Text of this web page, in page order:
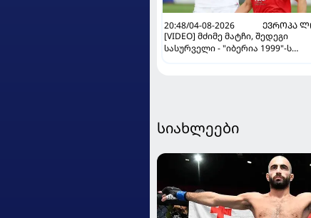
20:48/04-08-2026
ᲔᲕᲠᲝᲞᲐ
[VIDEO] მძიმე მატჩი, შედეგი
სასურველი - "იბერია 1999"-ს
სიახლეები